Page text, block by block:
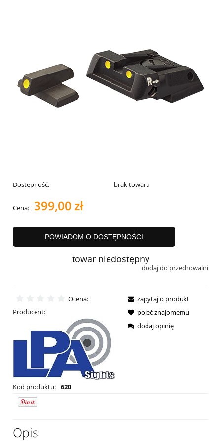
Dostępność: brak towaru
Cena: 399,00 zł
POWIADOM O DOSTĘPNOŚCI
towar niedostępny
dodaj do przechowalni
Ocena:
Producent:
Kod produktu: 620
zapytaj o produkt
poleć znajomemu
dodaj opinię
Opis